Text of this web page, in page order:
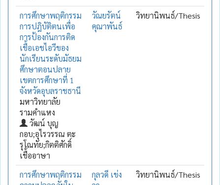
การศึกษาพฤติกรรม
การปฎิบัติตนเพื่อ
การป้องกันการติด
เชื้อเอชไอวีของ
นักเรียนระดับมัธยม
ศึกษาตอนปลาย
เขตการศึกษาที่ 1
จังหวัดอุบลราชธานี
มหาวิทยาลัย
รามคำแหง
วัฒน์ บุญ
กอบ;อุไรวรรณ ตะ
รุโณทัย;กิตติศักดิ์
เชื้ออาษา
วัณยรัตน์
คุณาพันธ์
วิทยานิพนธ์/Thesis
การศึกษาพฤติกรรม
กุลวดี เข่ง
วิทยานิพนธ์/Thesis